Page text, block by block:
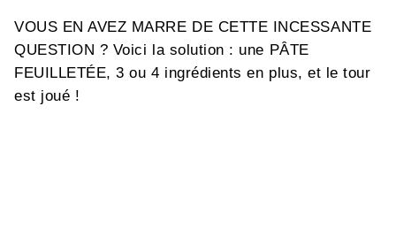
VOUS EN AVEZ MARRE DE CETTE INCESSANTE
QUESTION ? Voici la solution : une PÂTE
FEUILLETÉE, 3 ou 4 ingrédients en plus, et le tour
est joué !